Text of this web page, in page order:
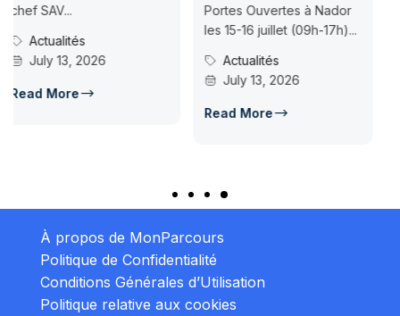
Portes Ouvertes à Nador
les 15-16 juillet (09h-17h)...
Actualités
Inscription jusqu’au 2026-
07-18ISMAC ouvre les
candidatures au
d’accès en L1 pour...
Concours Post-Bac
À propos de MonParcours
Politique de Confidentialité
Conditions Générales d’Utilisation
Politique relative aux cookies